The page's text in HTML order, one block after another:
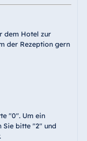
dem Hotel zur
der Rezeption gern
"0". Um ein
Sie bitte "2" und